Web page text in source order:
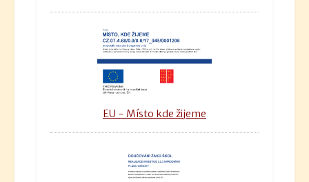
EU - Místo kde žijeme